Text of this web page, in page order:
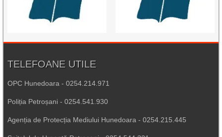
TELEFOANE UTILE
OPC Hunedoara - 0254.214.971
Poliția Petroșani - 0254.541.930
Agenția de Protecția Mediului Hunedoara - 0254.215.445